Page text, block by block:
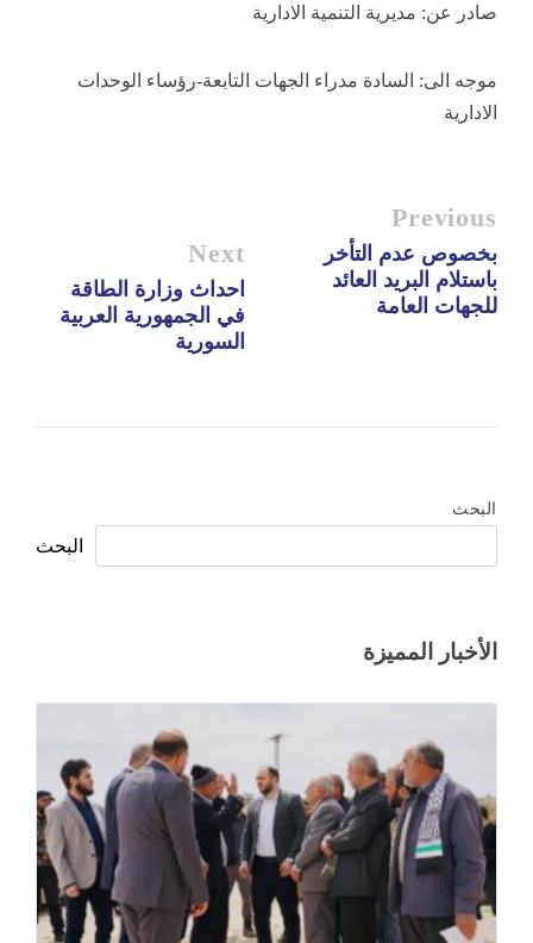
صادر عن: مديرية التنمية الادارية
موجه الى: السادة مدراء الجهات التابعة-رؤساء الوحدات
الادارية
Previous
بخصوص عدم التأخر
باستلام البريد العائد
للجهات العامة
Next
احداث وزارة الطاقة
في الجمهورية العربية
السورية
البحث
البحث
الأخبار المميزة